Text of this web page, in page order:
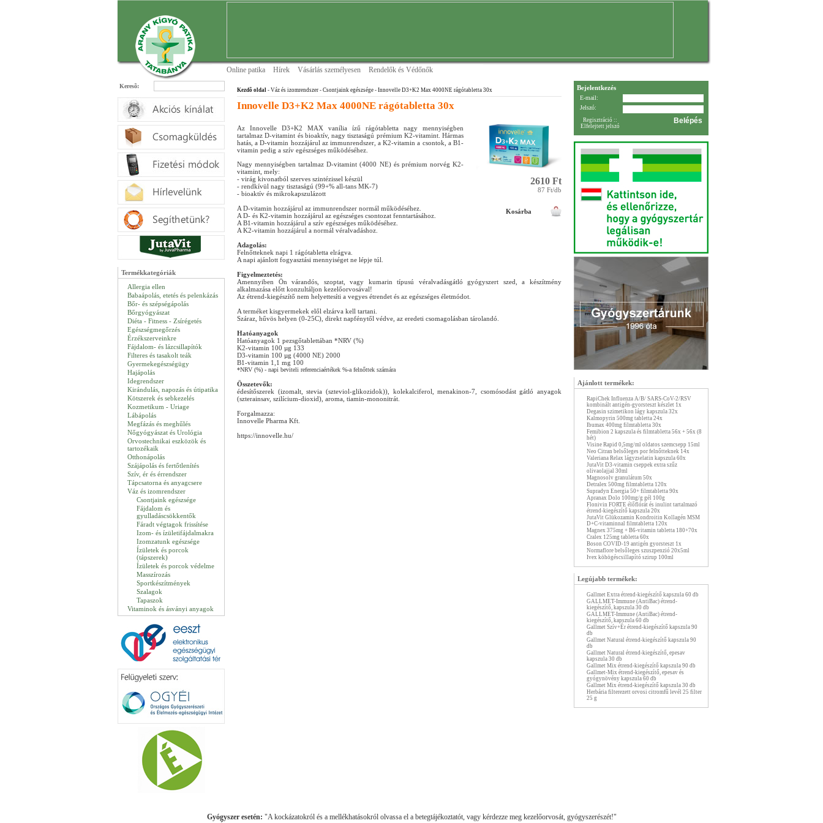
Online patika Hírek Vásárlás személyesen Rendelők és Védőnők
Keresõ:
Termékkategóriák
Allergia ellen
Babaápolás, etetés és pelenkázás
Bőr- és szépségápolás
Bőrgyógyászat
Diéta - Fitness - Zsírégetés
Egészségmegőrzés
Érzékszerveinkre
Fájdalom- és lázcsillapítók
Filteres és tasakolt teák
Gyermekegészségügy
Hajápolás
Idegrendszer
Kirándulás, napozás és útipatika
Kötszerek és sebkezelés
Kozmetikum - Uriage
Lábápolás
Megfázás és meghűlés
Nőgyógyászat és Urológia
Orvostechnikai eszközök és
tartozékaik
Otthonápolás
Szájápolás és fertőtlenítés
Szív, ér és érrendszer
Tápcsatorna és anyagcsere
Váz és izomrendszer
Csontjaink egészsége
Fájdalom és
gyulladáscsökkentők
Fáradt végtagok frissítése
Izom- és ízületifájdalmakra
Izomzatunk egészsége
Ízületek és porcok
(tápszerek)
Ízületek és porcok védelme
Masszírozás
Sportkészítmények
Szalagok
Tapaszok
Vitaminok és ásványi anyagok
Kezdõ oldal - Váz és izomrendszer - Csontjaink egészsége - Innovelle D3+K2 Max 4000NE rágótabletta 30x
Innovelle D3+K2 Max 4000NE rágótabletta 30x
2610 Ft
87 Ft/db
Kosárba
Az Innovelle D3+K2 MAX vanília ízű rágótabletta nagy mennyiségben
tartalmaz D-vitamint és bioaktív, nagy tisztaságú prémium K2-vitamint. Hármas
hatás, a D-vitamin hozzájárul az immunrendszer, a K2-vitamin a csontok, a B1-
vitamin pedig a szív egészséges működéséhez.
Nagy mennyiségben tartalmaz D-vitamint (4000 NE) és prémium norvég K2-
vitamint, mely:
- virág kivonatból szerves szintézissel készül
- rendkívül nagy tisztaságú (99+% all-tans MK-7)
- bioaktív és mikrokapszulázott
A D-vitamin hozzájárul az immunrendszer normál működéséhez.
A D- és K2-vitamin hozzájárul az egészséges csontozat fenntartásához.
A B1-vitamin hozzájárul a szív egészséges működéséhez.
A K2-vitamin hozzájárul a normál véralvadáshoz.
Adagolás:
Felnőtteknek napi 1 rágótabletta elrágva.
A napi ajánlott fogyasztási mennyiséget ne lépje túl.
Figyelmeztetés:
Amennyiben Ön várandós, szoptat, vagy kumarin típusú véralvadásgátló gyógyszert szed, a készítmény
alkalmazása előtt konzultáljon kezelőorvosával!
Az étrend-kiegészítő nem helyettesíti a vegyes étrendet és az egészséges életmódot.
A terméket kisgyermekek elől elzárva kell tartani.
Száraz, hűvös helyen (0-25C), direkt napfénytől védve, az eredeti csomagolásban tárolandó.
Hatóanyagok
Hatóanyagok 1 pezsgőtablettában *NRV (%)
K2-vitamin 100 µg 133
D3-vitamin 100 µg (4000 NE) 2000
B1-vitamin 1,1 mg 100
*NRV (%) - napi beviteli referenciaértékek %-a felnőttek számára
Összetevők:
édesítőszerek (izomalt, stevia (szteviol-glikozidok)), kolekalciferol, menakinon-7, csomósodást gátló anyagok
(szterainsav, szilícium-dioxid), aroma, tiamin-mononitrát.
Forgalmazza:
Innovelle Pharma Kft.
https://innovelle.hu/
Bejelentkezés
E-mail:
Jelszó:
Regisztráció ::
Elfelejtett jelszó
Ajánlott termékek:
RapiChek Influenza A/B/ SARS-CoV-2/RSV
kombinált antigén-gyorsteszt készlet 1x
Degasin szimetikon lágy kapszula 32x
Kalmopyrin 500mg tabletta 24x
Ibumax 400mg filmtabletta 30x
Femibion 2 kapszula és filmtabletta 56x + 56x (8
hét)
Visine Rapid 0,5mg/ml oldatos szemcsepp 15ml
Neo Citran belsőleges por felnőtteknek 14x
Valeriana Relax lágyzselatin kapszula 60x
JutaVit D3-vitamin cseppek extra szűz
olivaolajjal 30ml
Magnosolv granulátum 50x
Detralex 500mg filmtabletta 120x
Supradyn Energia 50+ filmtabletta 90x
Apranax Dolo 100mg/g gél 100g
Flonivin FORTE élőflórát és inulint tartalmazó
étrend-kiegészítő kapszula 20x
JutaVit Glükozamin Kondroitin Kollagén MSM
D+C-vitaminnal filmtabletta 120x
Magnex 375mg + B6-vitamin tabletta 180+70x
Cralex 125mg tabletta 60x
Boson COVID-19 antigén gyorsteszt 1x
Normaflore belsőleges szuszpenzió 20x5ml
Ivex köhögéscsillapító szirup 100ml
Legújabb termékek:
Gallmet Extra étrend-kiegészítő kapszula 60 db
GALLMET-Immune (AntiBac) étrend-
kiegészítő, kapszula 30 db
GALLMET-Immune (AntiBac) étrend-
kiegészítő, kapszula 60 db
Gallmet Szív+Ér étrend-kiegészítő kapszula 90
db
Gallmet Natural étrend-kiegészítő kapszula 90
db
Gallmet Natural étrend-kiegészítő, epesav
kapszula 30 db
Gallmet Mix étrend-kiegészítő kapszula 90 db
Gallmet-Mix étrend-kiegészítő, epesav és
gyógynövény kapszula 60 db
Gallmet Mix étrend-kiegészítő kapszula 30 db
Herbária filterezett orvosi citromfű levél 25 filter
25 g
Gyógyszer esetén: "A kockázatokról és a mellékhatásokról olvassa el a betegtájékoztatót, vagy kérdezze meg kezelőorvosát, gyógyszerészét!"